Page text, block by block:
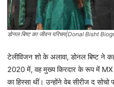
डोनल बिष्ट का जीवन परिचय|Donal Bisht
टेलीविजन शो के अलावा, डोनल बिष्ट ने
2020 में, वह मुख्य किरदार के रूप में MX
का हिस्सा थीं। उन्होंने वेब सीरीज द